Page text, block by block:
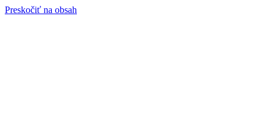
Preskočiť na obsah